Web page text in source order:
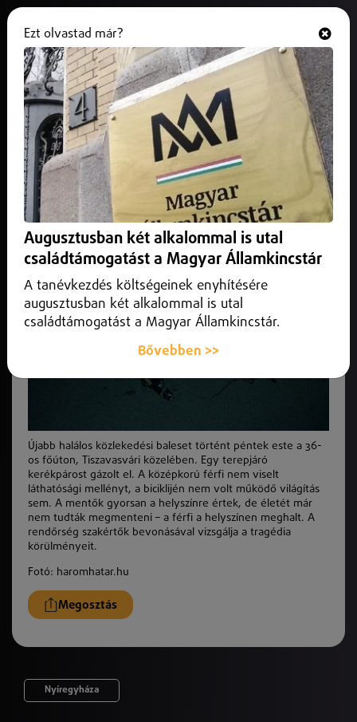
Halálos gázolás a 36-os főúton
Tiszavasvárinál
2025. október 12.Szabolcs-Szatmár-Bereg vármegye
Újabb halálos közlekedési baleset történt péntek este a 36-
Újabb halálos közlekedési baleset történt péntek este a 36-
os főúton, Tiszavasvári közelében. Egy terepjáró
kerékpárost gázolt el. A középkorú férfi nem viselt
láthatósági mellényt, a biciklijén nem volt működő világítás
sem. A mentők gyorsan a helyszínre értek, de életét már
nem tudták megmenteni – a férfi a helyszínen meghalt. A
rendőrség szakértők bevonásával vizsgálja a tragédia
körülményeit.
Fotó: haromhatar.hu
Megosztás
Nyíregyháza
Ezt olvastad már?
Augusztusban két alkalommal is utal
családtámogatást a Magyar Államkincstár
A tanévkezdés költségeinek enyhítésére
augusztusban két alkalommal is utal
családtámogatást a Magyar Államkincstár.
Bővebben >>